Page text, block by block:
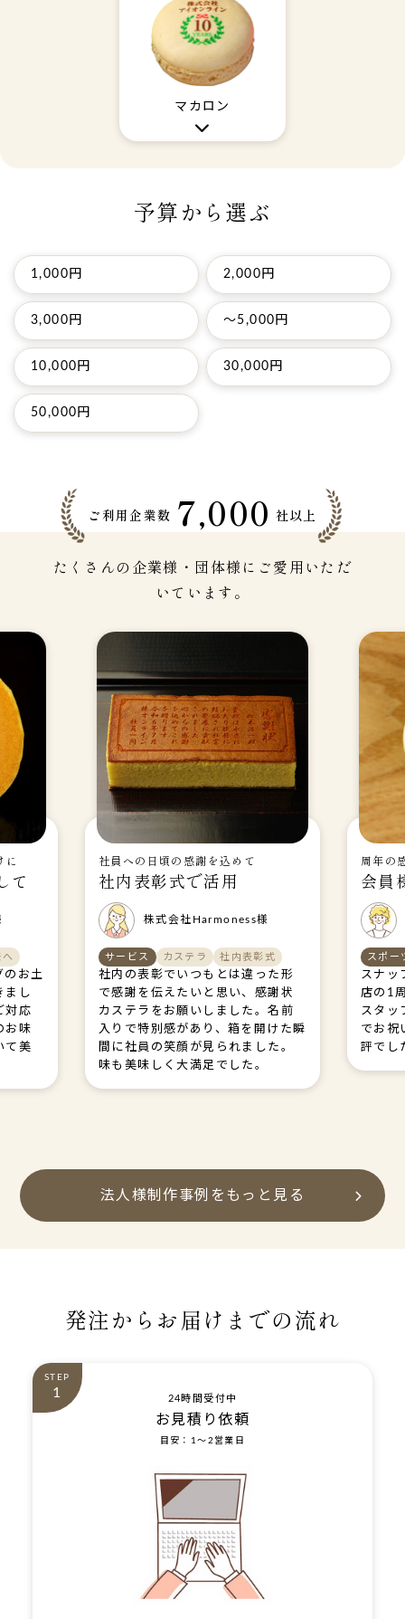
マカロン
予算から選ぶ
1,000円 2,000円
3,000円 ～5,000円
10,000円 30,000円
50,000円
ご利用企業数 7,000 社以上
たくさんの企業様・団体様にご愛用いただ
いています。
に
て
のお土
まし
対応
お味
て美
社員への日頃の感謝を込めて
社内表彰式で活用
株式会社Harmoness様
サービス カステラ 社内表彰式
社内の表彰でいつもとは違った形
で感謝を伝えたいと思い、感謝状
カステラをお願いしました。名前
入りで特別感があり、箱を開けた瞬
間に社員の笑顔が見られました。
味も美味しく大満足でした。
周年の
会員
スポー
スナッ
店の1
スタッ
でお祝
評でし
法人様制作事例をもっと見る
発注からお届けまでの流れ
STEP
1 24時間受付中
お見積り依頼
目安：1～2営業日